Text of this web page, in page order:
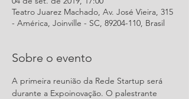
Teatro Juarez Machado, Av. José Vieira, 315
- América, Joinville - SC, 89204-110, Brasil
Sobre o evento
A primeira reunião da Rede Startup será
durante a Expoinovação. O palestrante